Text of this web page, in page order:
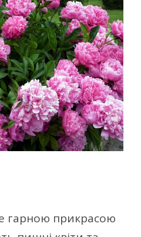
гарною прикрасою